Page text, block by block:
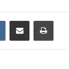
VKontakteCompartir por correo electrónico